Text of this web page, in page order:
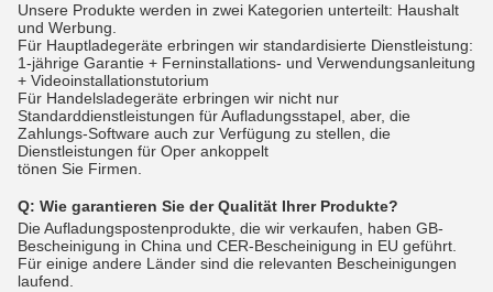
Unsere Produkte werden in zwei Kategorien unterteilt: Haushalt
und Werbung.
Für Hauptladegeräte erbringen wir standardisierte Dienstleistung:
1-jährige Garantie + Ferninstallations- und Verwendungsanleitung
+ Videoinstallationstutorium
Für Handelsladegeräte erbringen wir nicht nur
Standarddienstleistungen für Aufladungsstapel, aber, die
Zahlungs-Software auch zur Verfügung zu stellen, die
Dienstleistungen für Oper ankoppelt
tönen Sie Firmen.
Q: Wie garantieren Sie der Qualität Ihrer Produkte?
Die Aufladungspostenprodukte, die wir verkaufen, haben GB-
Bescheinigung in China und CER-Bescheinigung in EU geführt.
Für einige andere Länder sind die relevanten Bescheinigungen
laufend.